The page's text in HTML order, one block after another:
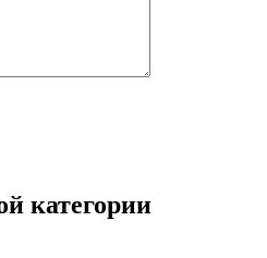
категории